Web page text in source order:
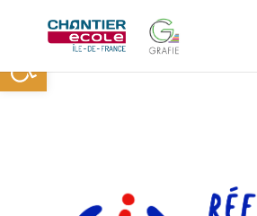
Ouvrir la barre d’outils